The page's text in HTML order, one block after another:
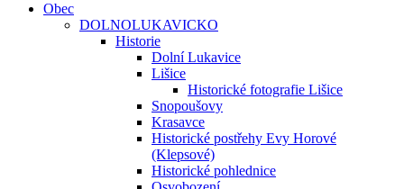
Obec
DOLNOLUKAVICKO
Historie
Dolní Lukavice
Lišice
Historické fotografie Lišice
Snopoušovy
Krasavce
Historické postřehy Evy Horové
(Klepsové)
Historické pohlednice